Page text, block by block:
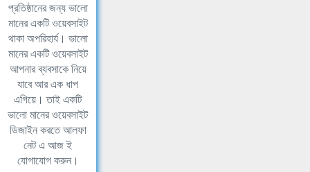
প্রতিষ্ঠানের জন্য ভালো
মানের একটি ওয়েবসাইট
থাকা অপরিহার্য। ভালো
মানের একটি ওয়েবসাইট
আপনার ব্যবসাকে নিয়ে
যাবে আর এক ধাপ
এগিয়ে। তাই একটি
ভালো মানের ওয়েবসাইট
ডিজাইন করতে আলফা
নেট এ আজ ই
যোগাযোগ করুন।